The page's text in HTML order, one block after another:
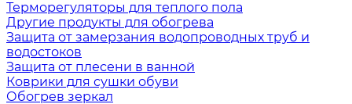
Терморегуляторы для теплого пола
Другие продукты для обогрева
Защита от замерзания водопроводных труб и
водостоков
Защита от плесени в ванной
Коврики для сушки обуви
Обогрев зеркал